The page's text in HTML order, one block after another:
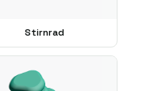
Stirnrad